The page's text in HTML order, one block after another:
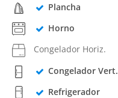
Plancha
Horno
Congelador Horiz.
Congelador Vert.
Refrigerador